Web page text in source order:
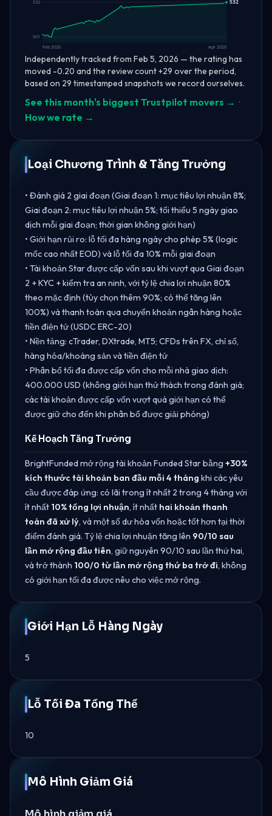
532
501
532
Feb 2026 Apr 2026
Independently tracked from Feb 5, 2026 — the rating has
moved -0.20 and the review count +29 over the period,
based on 29 timestamped snapshots we record ourselves.
See this month's biggest Trustpilot movers → ·
How we rate →
Loại Chương Trình & Tăng Trưởng
• Đánh giá 2 giai đoạn (Giai đoạn 1: mục tiêu lợi nhuận 8%;
Giai đoạn 2: mục tiêu lợi nhuận 5%; tối thiểu 5 ngày giao
dịch mỗi giai đoạn; thời gian không giới hạn)
• Giới hạn rủi ro: lỗ tối đa hàng ngày cho phép 5% (logic
mốc cao nhất EOD) và lỗ tối đa 10% mỗi giai đoạn
• Tài khoản Star được cấp vốn sau khi vượt qua Giai đoạn
2 + KYC + kiểm tra an ninh, với tỷ lệ chia lợi nhuận 80%
theo mặc định (tùy chọn thêm 90%; có thể tăng lên
100%) và thanh toán qua chuyển khoản ngân hàng hoặc
tiền điện tử (USDC ERC-20)
• Nền tảng: cTrader, DXtrade, MT5; CFDs trên FX, chỉ số,
hàng hóa/khoáng sản và tiền điện tử
• Phân bổ tối đa được cấp vốn cho mỗi nhà giao dịch:
400.000 USD (không giới hạn thử thách trong đánh giá;
các tài khoản được cấp vốn vượt quá giới hạn có thể
được giữ cho đến khi phân bổ được giải phóng)
Kế Hoạch Tăng Trưởng
BrightFunded mở rộng tài khoản Funded Star bằng +30%
kích thước tài khoản ban đầu mỗi 4 tháng khi các yêu
cầu được đáp ứng: có lãi trong ít nhất 2 trong 4 tháng với
ít nhất 10% tổng lợi nhuận, ít nhất hai khoản thanh
toán đã xử lý, và một số dư hòa vốn hoặc tốt hơn tại thời
điểm đánh giá. Tỷ lệ chia lợi nhuận tăng lên 90/10 sau
lần mở rộng đầu tiên, giữ nguyên 90/10 sau lần thứ hai,
và trở thành 100/0 từ lần mở rộng thứ ba trở đi, không
có giới hạn tối đa được nêu cho việc mở rộng.
Giới Hạn Lỗ Hàng Ngày
5
Lỗ Tối Đa Tổng Thể
10
Mô Hình Giảm Giá